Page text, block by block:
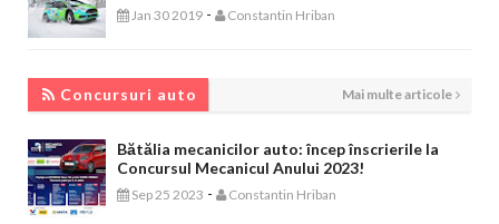
Jan 30 2019 - Constantin Hriban
Concursuri auto Mai multe articole
Bătălia mecanicilor auto: încep înscrierile la
Concursul Mecanicul Anului 2023!
Sep 25 2023 - Constantin Hriban